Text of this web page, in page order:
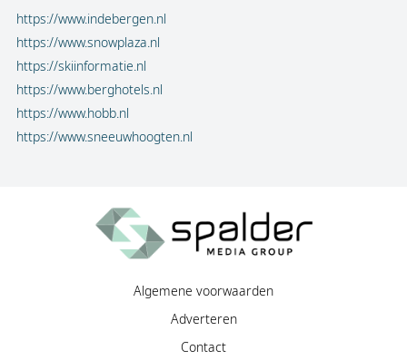
https://www.indebergen.nl
https://www.snowplaza.nl
https://skiinformatie.nl
https://www.berghotels.nl
https://www.hobb.nl
https://www.sneeuwhoogten.nl
Algemene voorwaarden
Adverteren
Contact